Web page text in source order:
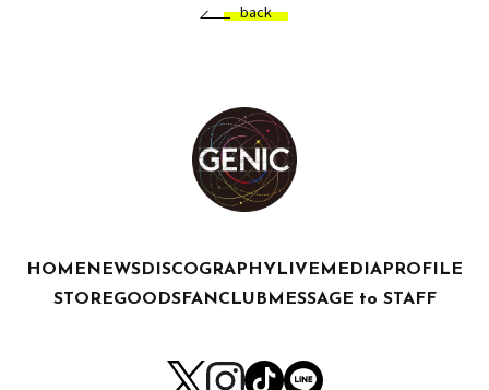
back
HOME NEWS DISCOGRAPHY LIVE MEDIA PROFILE
STOREGOODSFANCLUB MESSAGE to STAFF